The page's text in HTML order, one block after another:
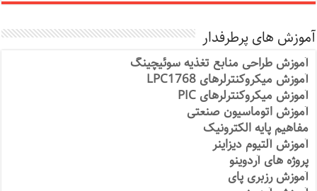
آموزش های پرطرفدار
آموزش طراحی منابع تغذیه سوئیچینگ
آموزش میکروکنترلرهای LPC1768
آموزش میکروکنترلرهای PIC
آموزش اتوماسیون صنعتی
مفاهیم پایه الکترونیک
آموزش آلتیوم دیزاینر
پروژه های آردوینو
آموزش رزبری پای